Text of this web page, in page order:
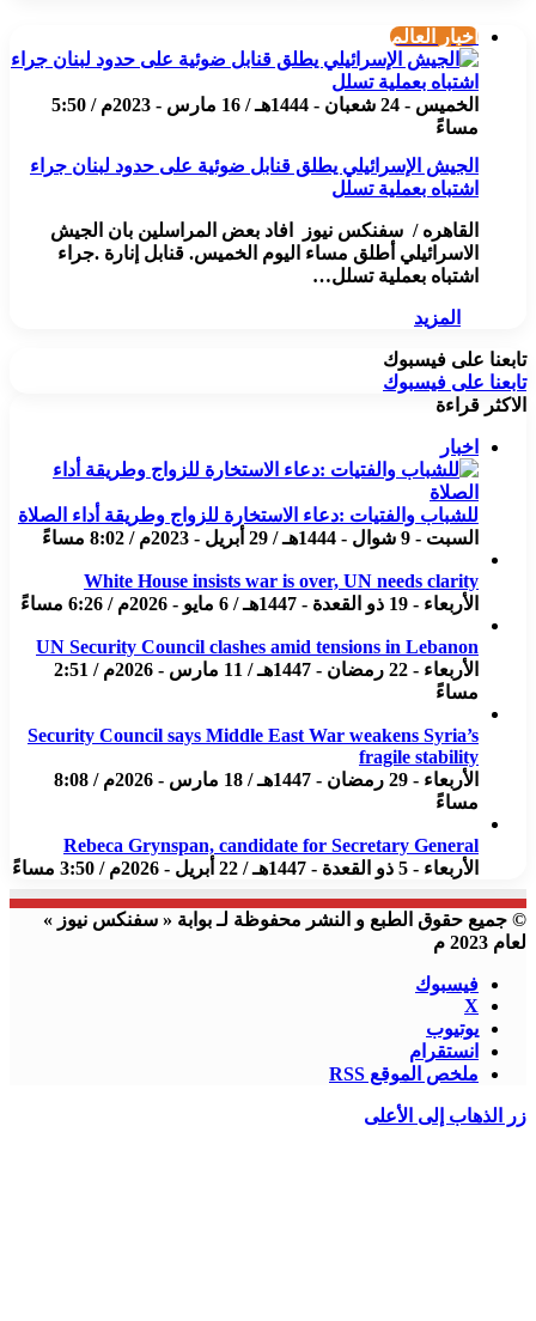
أخبار العالم
الخميس - 24 شعبان - 1444هـ / 16 مارس - 2023م / 5:50
مساءً
الجيش الإسرائيلي يطلق قنابل ضوئية على حدود لبنان جراء
اشتباه بعملية تسلل
القاهره / سفنكس نيوز افاد بعض المراسلين بان الجيش
الاسرائيلي أطلق مساء اليوم الخميس. قنابل إنارة .جراء
اشتباه بعملية تسلل…
المزيد
تابعنا على فيسبوك
تابعنا على فيسبوك
الاكثر قراءة
اخبار
للشباب والفتيات :دعاء الاستخارة للزواج وطريقة أداء الصلاة
السبت - 9 شوال - 1444هـ / 29 أبريل - 2023م / 8:02 مساءً
White House insists war is over, UN needs clarity
الأربعاء - 19 ذو القعدة - 1447هـ / 6 مايو - 2026م / 6:26 مساءً
UN Security Council clashes amid tensions in Lebanon
الأربعاء - 22 رمضان - 1447هـ / 11 مارس - 2026م / 2:51
مساءً
Security Council says Middle East War weakens Syria’s
fragile stability
الأربعاء - 29 رمضان - 1447هـ / 18 مارس - 2026م / 8:08
مساءً
Rebeca Grynspan, candidate for Secretary General
الأربعاء - 5 ذو القعدة - 1447هـ / 22 أبريل - 2026م / 3:50 مساءً
© جميع حقوق الطبع و النشر محفوظة لـ بوابة « سفنكس نيوز »
لعام 2023 م
فيسبوك
X
يوتيوب
انستقرام
ملخص الموقع RSS
زر الذهاب إلى الأعلى